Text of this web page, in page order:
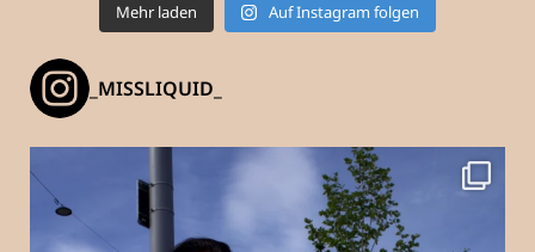
Mehr laden Auf Instagram folgen
_MISSLIQUID_